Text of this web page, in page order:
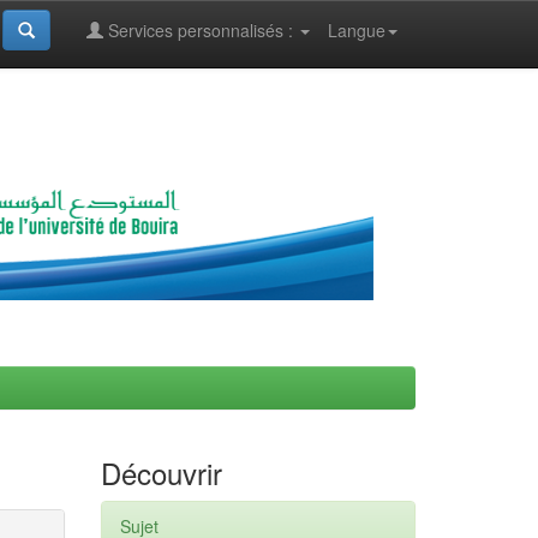
Langue
Services personnalisés :
Découvrir
Sujet